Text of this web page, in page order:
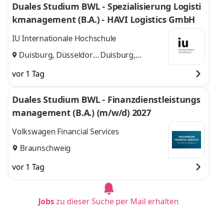
Duales Studium BWL - Spezialisierung Logisti
kmanagement (B.A.) - HAVI Logistics GmbH
IU Internationale Hochschule
Duisburg, Düsseldorf Duisburg,
vor 1 Tag
Duales Studium BWL - Finanzdienstleistungs
management (B.A.) (m/w/d) 2027
Volkswagen Financial Services
Braunschweig
vor 1 Tag
Jobszu dieser Suche per Mail erhalten